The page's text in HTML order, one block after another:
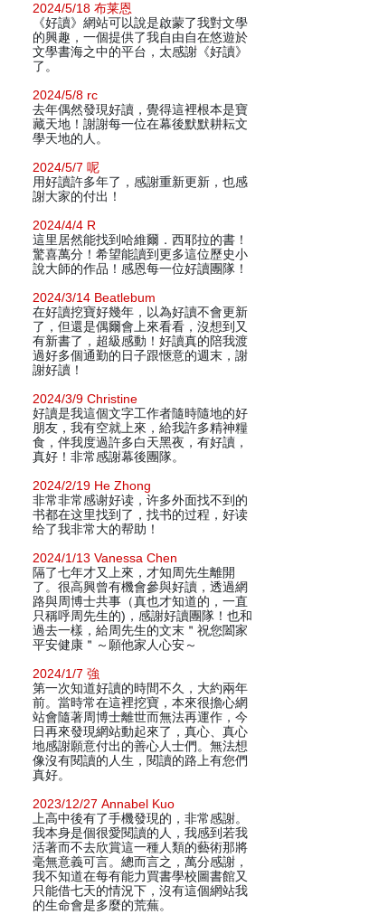
2024/5/18 布莱恩
《好讀》網站可以說是啟蒙了我對文學
的興趣，一個提供了我自由自在悠遊於
文學書海之中的平台，太感謝《好讀》
了。
2024/5/8 rc
去年偶然發現好讀，覺得這裡根本是寶
藏天地！謝謝每一位在幕後默默耕耘文
學天地的人。
2024/5/7 呢
用好讀許多年了，感謝重新更新，也感
謝大家的付出！
2024/4/4 R
這里居然能找到哈維爾．西耶拉的書！
驚喜萬分！希望能讀到更多這位歷史小
說大師的作品！感恩每一位好讀團隊！
2024/3/14 Beatlebum
在好讀挖寶好幾年，以為好讀不會更新
了，但還是偶爾會上來看看，沒想到又
有新書了，超級感動！好讀真的陪我渡
過好多個通勤的日子跟愜意的週末，謝
謝好讀！
2024/3/9 Christine
好讀是我這個文字工作者隨時隨地的好
朋友，我有空就上來，給我許多精神糧
食，伴我度過許多白天黑夜，有好讀，
真好！非常感謝幕後團隊。
2024/2/19 He Zhong
非常非常感谢好读，许多外面找不到的
书都在这里找到了，找书的过程，好读
给了我非常大的帮助！
2024/1/13 Vanessa Chen
隔了七年才又上來，才知周先生離開
了。很高興曾有機會參與好讀，透過網
路與周博士共事（真也才知道的，一直
只稱呼周先生的)，感謝好讀團隊！也和
過去一樣，給周先生的文末＂祝您闔家
平安健康＂～願他家人心安～
2024/1/7 強
第一次知道好讀的時間不久，大約兩年
前。當時常在這裡挖寶，本來很擔心網
站會隨著周博士離世而無法再運作，今
日再來發現網站動起來了，真心、真心
地感謝願意付出的善心人士們。無法想
像沒有閱讀的人生，閱讀的路上有您們
真好。
2023/12/27 Annabel Kuo
上高中後有了手機發現的，非常感謝。
我本身是個很愛閱讀的人，我感到若我
活著而不去欣賞這一種人類的藝術那將
毫無意義可言。總而言之，萬分感謝，
我不知道在每有能力買書學校圖書館又
只能借七天的情況下，沒有這個網站我
的生命會是多麼的荒蕪。